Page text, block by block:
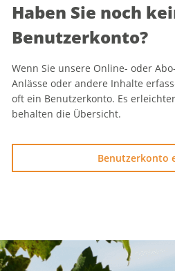
Haben Sie noch
Benutzerkonto?
Wenn Sie unsere Online- oder
Anlässe oder andere Inhalte
oft ein Benutzerkonto. Es
behalten die Übersicht.
Benutzerkonto